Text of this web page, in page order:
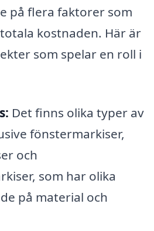
på flera faktorer som
kostnaden. Här är
som spelar en roll i
Det finns olika typer av
fönstermarkiser,
och
som har olika
på material och